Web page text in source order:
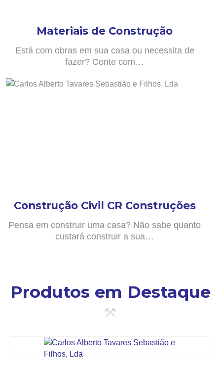
Materiais de Construção
Está com obras em sua casa ou necessita de
fazer? Conte com…
Construção Civil CR Construções
Pensa em construir uma casa? Não sabe quanto
custará construir a sua…
Produtos em Destaque